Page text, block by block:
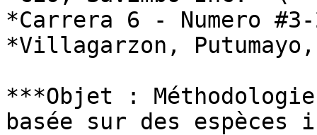
*Carrera 6 - Numero
*Villagarzon, Putumayo,
***Objet :
basée sur des